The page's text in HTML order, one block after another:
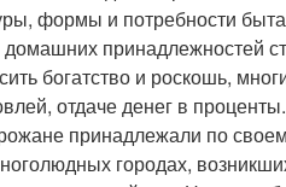
формы и потребности
принадлежностей
богатство и роскошь,
отдаче денег в
принадлежали по
городах,